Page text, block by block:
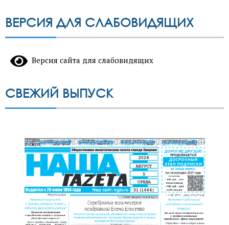
ВЕРСИЯ ДЛЯ СЛАБОВИДЯЩИХ
Версия сайта для слабовидящих
СВЕЖИЙ ВЫПУСК